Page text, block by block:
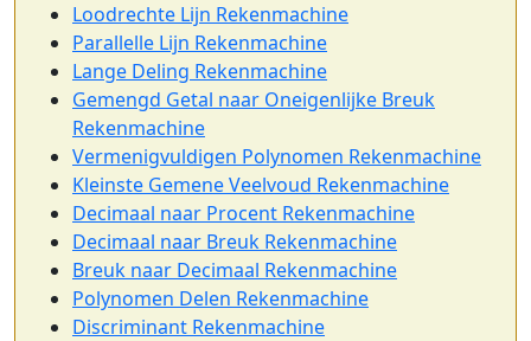
Loodrechte Lijn Rekenmachine
Parallelle Lijn Rekenmachine
Lange Deling Rekenmachine
Gemengd Getal naar Oneigenlijke Breuk
Rekenmachine
Vermenigvuldigen Polynomen Rekenmachine
Kleinste Gemene Veelvoud Rekenmachine
Decimaal naar Procent Rekenmachine
Decimaal naar Breuk Rekenmachine
Breuk naar Decimaal Rekenmachine
Polynomen Delen Rekenmachine
Discriminant Rekenmachine